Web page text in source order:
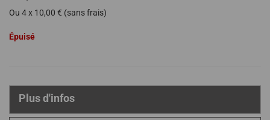
Ou 4 x 10,00 € (sans frais)
Épuisé
Plus d'infos